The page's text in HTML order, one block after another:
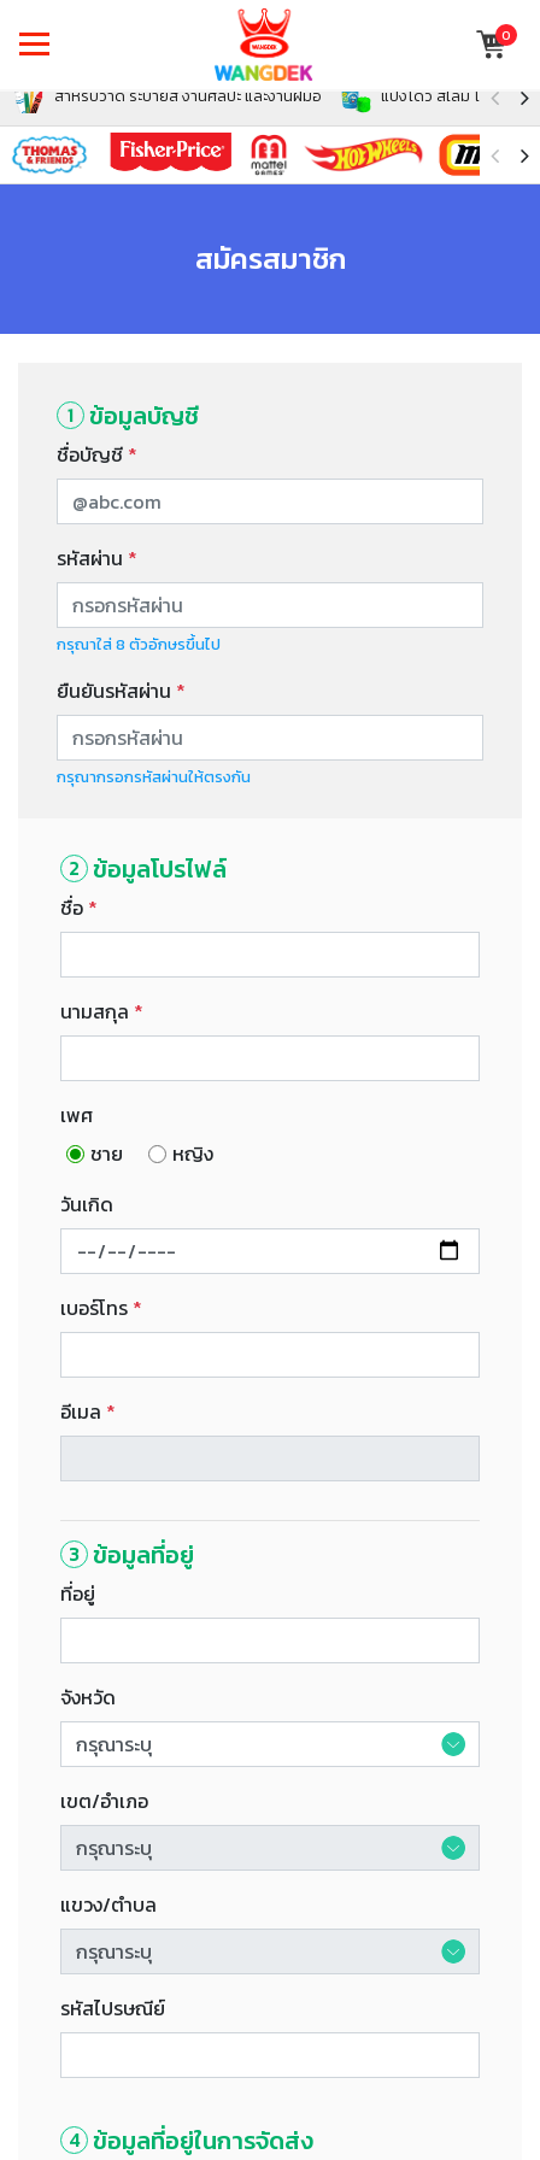
0
สำหรับวาด ระบายสี งานศิลปะ และงานฝีมือ แป้งโดว์ สไลม์ โฟม สำห
สมัครสมาชิก
1 ข้อมูลบัญชี
ชื่อบัญชี *
รหัสผ่าน *
กรุณาใส่ 8 ตัวอักษรขึ้นไป
ยืนยันรหัสผ่าน *
กรุณากรอกรหัสผ่านให้ตรงกัน
2 ข้อมูลโปรไฟล์
ชื่อ *
นามสกุล *
เพศ
ชาย
หญิง
วันเกิด
เบอร์โทร *
อีเมล *
3 ข้อมูลที่อยู่
ที่อยู่
จังหวัด
เขต/อำเภอ
แขวง/ตำบล
รหัสไปรษณีย์
4 ข้อมูลที่อยู่ในการจัดส่ง